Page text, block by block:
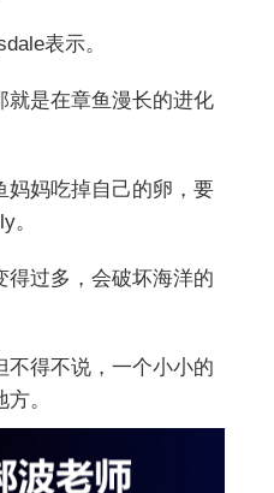
表示。
就是在章鱼漫长的进化
妈妈吃掉自己的卵，要
。
得过多，会破坏海洋的
不得不说，一个小小的
。